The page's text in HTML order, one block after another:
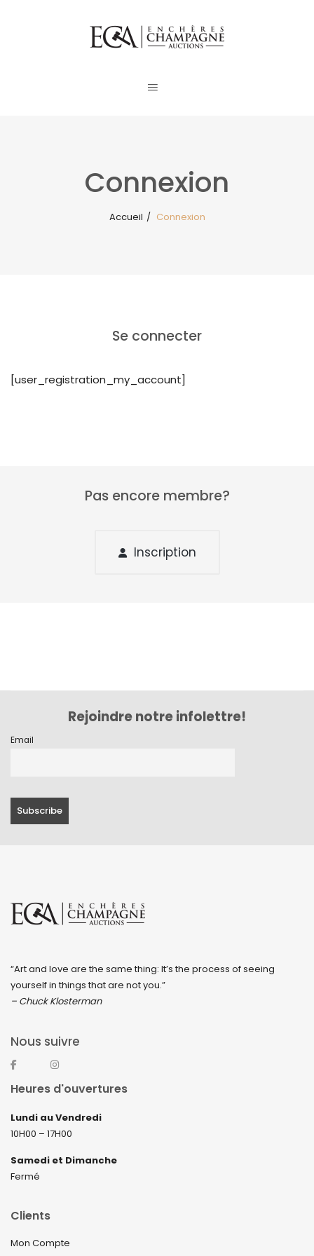
Connexion
Accueil / Connexion
Se connecter
[user_registration_my_account]
Pas encore membre?
Inscription
Rejoindre notre infolettre!
Email
“Art and love are the same thing: It’s the process of seeing
yourself in things that are not you.”
– Chuck Klosterman
Nous suivre
Heures d'ouvertures
Lundi au Vendredi
10H00 – 17H00
Samedi et Dimanche
Fermé
Clients
Mon Compte